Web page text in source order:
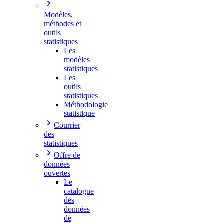
Modèles,
méthodes et
outils
statistiques
Les
modèles
statistiques
Les
outils
statistiques
Méthodologie
statistique
Courrier
des
statistiques
Offre de
données
ouvertes
Le
catalogue
des
données
de